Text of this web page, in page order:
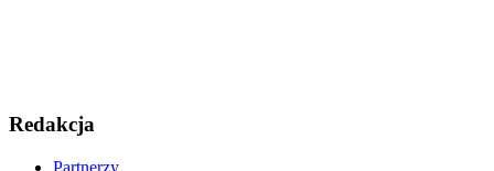
Redakcja
Partnerzy